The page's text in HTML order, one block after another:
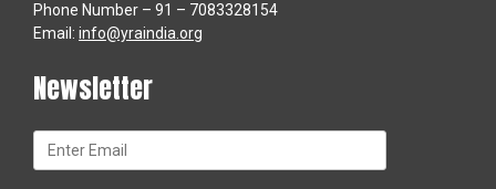
Phone Number – 91 – 7083328154
Email: info@yraindia.org
Newsletter